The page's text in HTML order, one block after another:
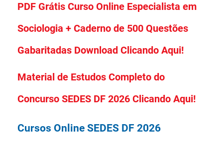
PDF Grátis Curso Online Especialista em
Sociologia + Caderno de 500 Questões
Gabaritadas Download Clicando Aqui!
Material de Estudos Completo do
Concurso SEDES DF 2026 Clicando Aqui!
Cursos Online SEDES DF 2026